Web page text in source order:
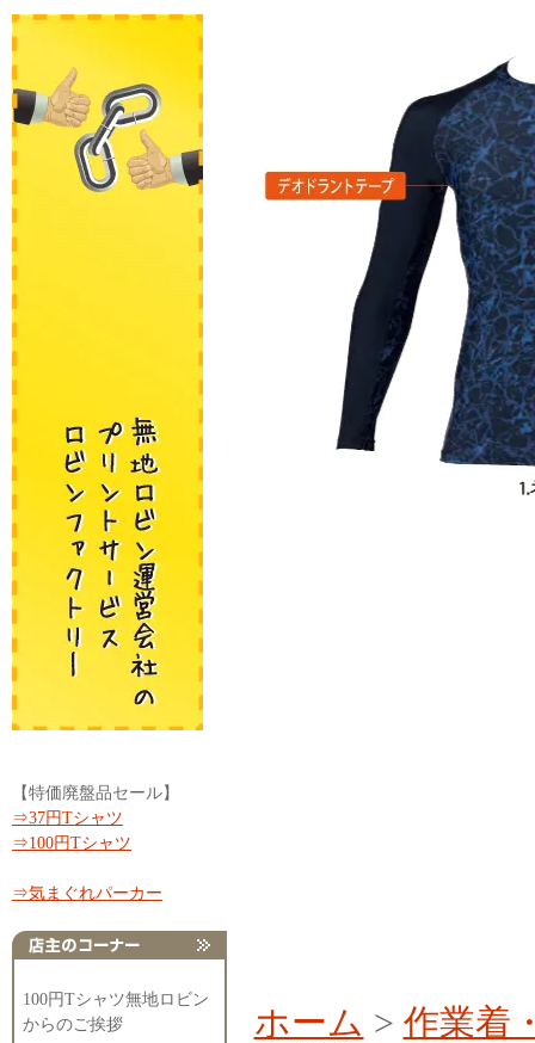
【特価廃盤品セール】
⇒37円Tシャツ
⇒100円Tシャツ
⇒気まぐれパーカー
100円Tシャツ無地ロビン
からのご挨拶
ホーム > 作業着